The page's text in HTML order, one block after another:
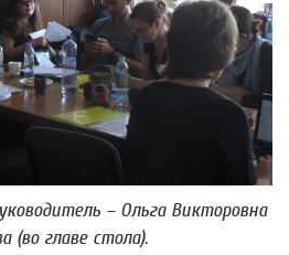
– Ольга Викторовна
(во главе стола).